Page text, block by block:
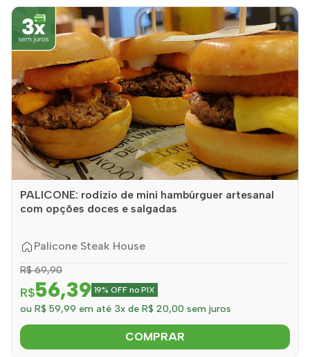
PALICONE: rodízio de mini hambúrguer artesanal
com opções doces e salgadas
Palicone Steak House
R$ 69,90
R$56,39 19% OFF no PIX
ou R$ 59,99 em até 3x de R$ 20,00 sem juros
COMPRAR